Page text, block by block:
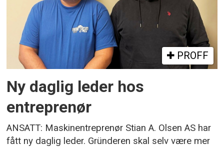
PROFF
Ny daglig leder hos
entreprenør
ANSATT: Maskinentreprenør Stian A. Olsen AS har
fått ny daglig leder. Gründeren skal selv være mer